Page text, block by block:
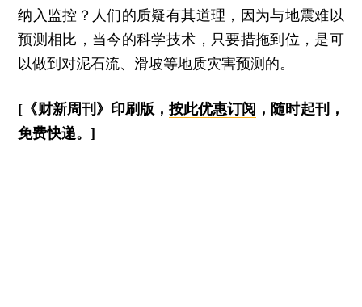
纳入监控？人们的质疑有其道理，因为与地震难以
预测相比，当今的科学技术，只要措拖到位，是可
以做到对泥石流、滑坡等地质灾害预测的。
[《财新周刊》印刷版， 按此优惠订阅 ，随时起刊，
免费快递。]